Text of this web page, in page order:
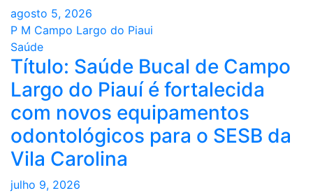
agosto 5, 2026
P M Campo Largo do Piaui
Saúde
Título: Saúde Bucal de Campo
Largo do Piauí é fortalecida
com novos equipamentos
odontológicos para o SESB da
Vila Carolina
julho 9, 2026